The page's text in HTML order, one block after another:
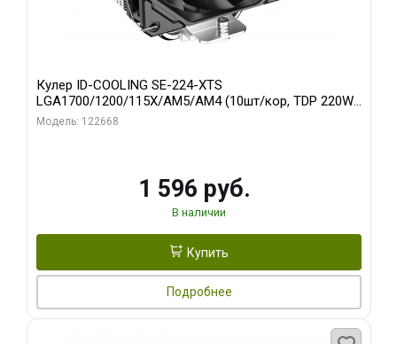
Кулер ID-COOLING SE-224-XTS
LGA1700/1200/115X/AM5/AM4 (10шт/кор, TDP 220W,
PWM, 4 тепл.трубки прямого контакта, FAN 120mm)
Модель: 122668
1 596 руб.
В наличии
Купить
Подробнее